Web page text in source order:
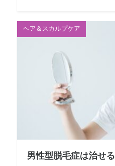
ヘア＆スカルプケア
男性型脱毛症は治せる